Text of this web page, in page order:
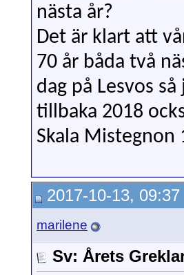
nästa år?
Det är klart att
70 år båda två
dag på Lesvos
tillbaka 2018
Skala Mistegnon
2017-10-13, 09:37
marilene
Sv: Årets